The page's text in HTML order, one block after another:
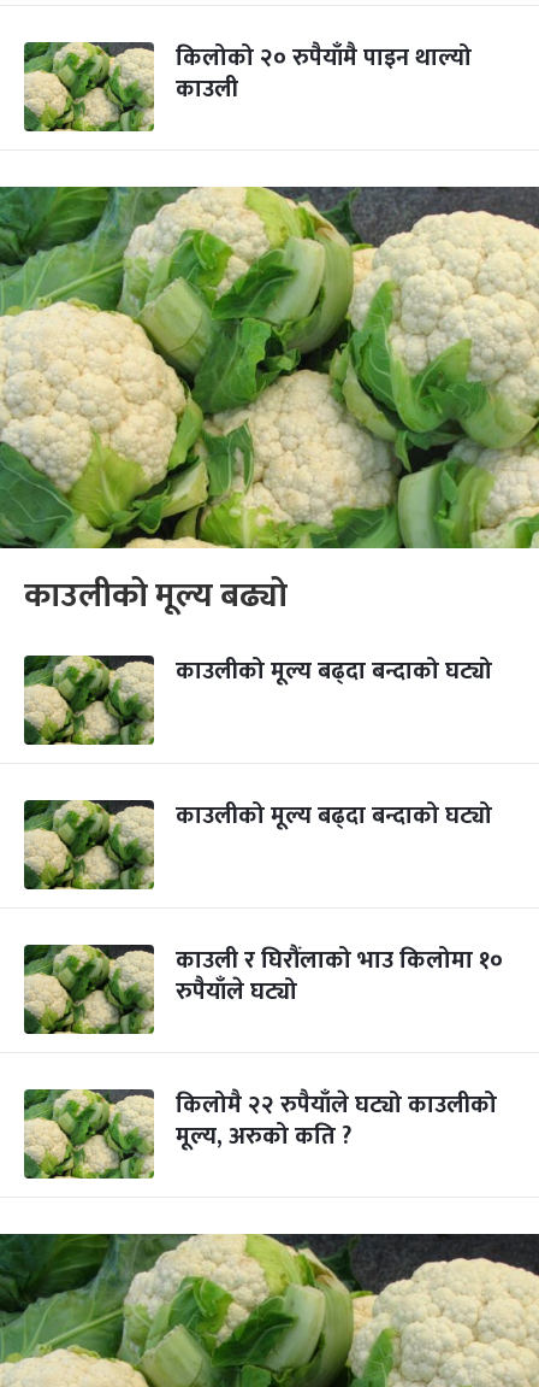
किलोको २० रुपैयाँमै पाइन थाल्यो
काउली
काउलीको मूल्य बढ्यो
काउलीको मूल्य बढ्दा बन्दाको घट्यो
काउलीको मूल्य बढ्दा बन्दाको घट्यो
काउली र घिरौंलाको भाउ किलोमा १०
रुपैयाँले घट्यो
किलोमै २२ रुपैयाँले घट्यो काउलीको
मूल्य, अरुको कति ?